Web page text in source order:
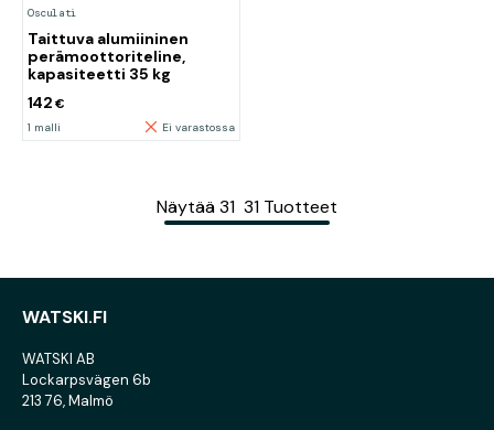
Osculati
Taittuva alumiininen
perämoottoriteline,
kapasiteetti 35 kg
142 €
1 malli Ei varastossa
Näytää31 31 Tuotteet
WATSKI.FI
WATSKI AB
Lockarpsvägen 6b
213 76, Malmö